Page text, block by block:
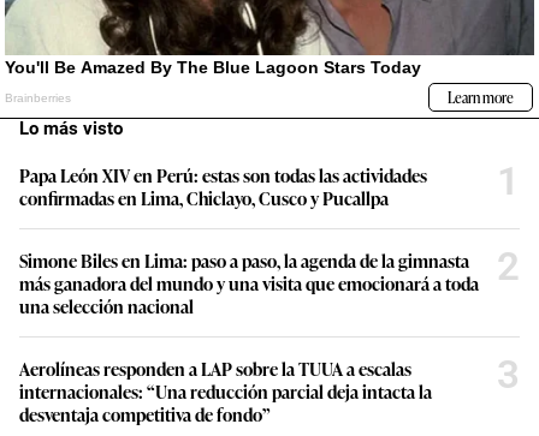
Lo más visto
Papa León XIV en Perú: estas son todas las actividades
confirmadas en Lima, Chiclayo, Cusco y Pucallpa
1
Simone Biles en Lima: paso a paso, la agenda de la gimnasta
más ganadora del mundo y una visita que emocionará a toda
una selección nacional
2
Aerolíneas responden a LAP sobre la TUUA a escalas
internacionales: “Una reducción parcial deja intacta la
desventaja competitiva de fondo”
3